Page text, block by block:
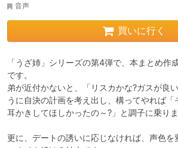
音声
買いに行く
「うざ姉」シリーズの第4弾で、本まとめ作
です。
弟が近付かないと、「リスカかな?ガスが良
うに自決の計画を考え出し、構ってやれば「
耳かきしてほしかったの～?」と調子に乗りま
更に、デートの誘いに応じなければ、声色を